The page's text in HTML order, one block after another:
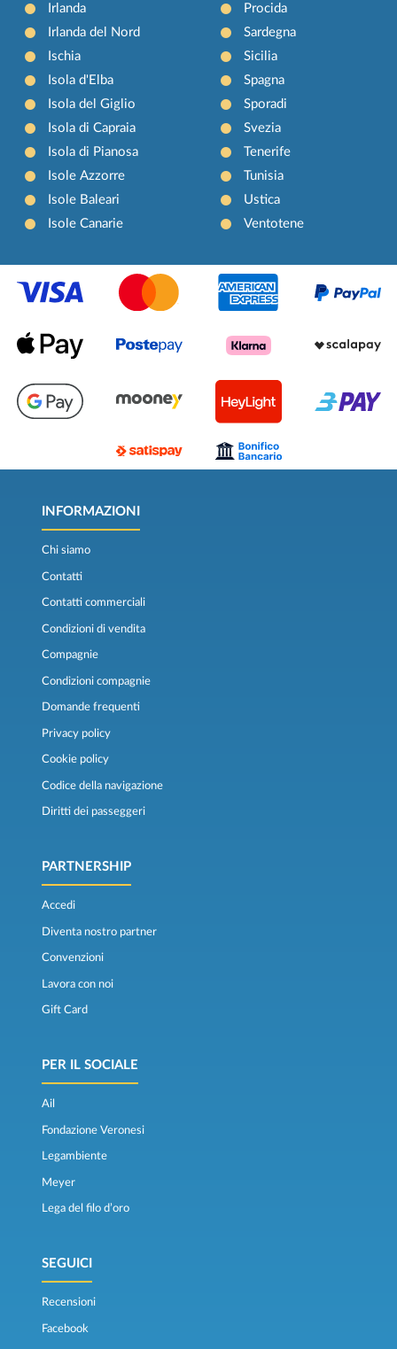
Irlanda
Irlanda del Nord
Ischia
Isola d'Elba
Isola del Giglio
Isola di Capraia
Isola di Pianosa
Isole Azzorre
Isole Baleari
Isole Canarie
Procida
Sardegna
Sicilia
Spagna
Sporadi
Svezia
Tenerife
Tunisia
Ustica
Ventotene
INFORMAZIONI
Chi siamo
Contatti
Contatti commerciali
Condizioni di vendita
Compagnie
Condizioni compagnie
Domande frequenti
Privacy policy
Cookie policy
Codice della navigazione
Diritti dei passeggeri
PARTNERSHIP
Accedi
Diventa nostro partner
Convenzioni
Lavora con noi
Gift Card
PER IL SOCIALE
Ail
Fondazione Veronesi
Legambiente
Meyer
Lega del filo d’oro
SEGUICI
Recensioni
Facebook